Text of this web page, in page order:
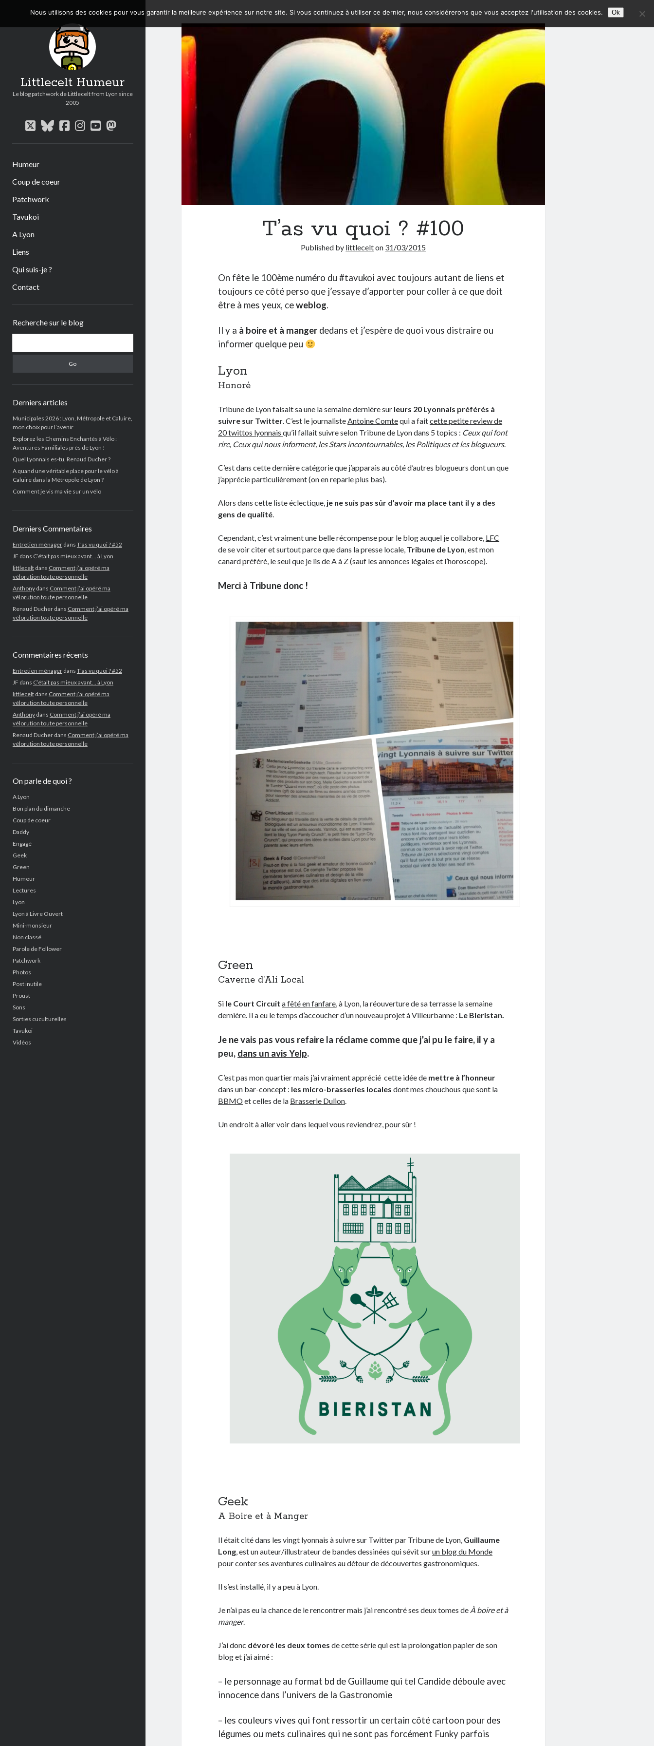
Littlecelt Humeur
Le blog patchwork de Littlecelt from Lyon since
2005
twitterbluesky
facebook
instagram
youtube
mastodon
Humeur
Coup de coeur
Patchwork
Tavukoi
A Lyon
Liens
Qui suis-je ?
Contact
Recherche sur le blog
Derniers articles
Municipales 2026 : Lyon, Métropole et Caluire,
mon choix pour l’avenir
Explorez les Chemins Enchantés à Vélo :
Aventures Familiales près de Lyon !
Quel Lyonnais es-tu, Renaud Ducher ?
A quand une véritable place pour le vélo à
Caluire dans la Métropole de Lyon ?
Comment je vis ma vie sur un vélo
Derniers Commentaires
Entretien ménagerdans T’as vu quoi ? #52
JF dans C’était pas mieux avant… à Lyon
littleceltdans Comment j’ai opéré ma
vélorution toute personnelle
Anthonydans Comment j’ai opéré ma
vélorution toute personnelle
Renaud Ducherdans Comment j’ai opéré ma
vélorution toute personnelle
Commentaires récents
Entretien ménagerdans T’as vu quoi ? #52
JF dans C’était pas mieux avant… à Lyon
littleceltdans Comment j’ai opéré ma
vélorution toute personnelle
Anthonydans Comment j’ai opéré ma
vélorution toute personnelle
Renaud Ducherdans Comment j’ai opéré ma
vélorution toute personnelle
On parle de quoi ?
A Lyon
Bon plan du dimanche
Coup de coeur
Daddy
Engagé
Geek
Green
Humeur
Lectures
Lyon
Lyon à Livre Ouvert
Mini-monsieur
Non classé
Parole de Follower
Patchwork
Photos
Post inutile
Proust
Sons
Sorties cuculturelles
Tavukoi
Vidéos
T’as vu quoi ? #100
Published by littlecelton 31/03/2015
On fête le 100ème numéro du #tavukoi avec toujours autant de liens et
toujours ce côté perso que j’essaye d’apporter pour coller à ce que doit
être à mes yeux, ceweblog.
Il y a à boire et à manger dedans et j’espère de quoi vous distraire ou
informer quelque peu
Lyon
Honoré
Tribune de Lyon faisait sa une la semaine dernière sur leurs 20 Lyonnais préférés à
suivre sur Twitter. C’est le journalisteAntoine Comtequi a faitcette petite review de
20 twittos lyonnaisqu’il fallait suivre selon Tribune de Lyon dans 5 topics : Ceux qui font
rire, Ceux qui nous informent, les Stars incontournables, les Politiques et les blogueurs.
C’est dans cette dernière catégorie que j’apparais au côté d’autres blogueurs dont un que
j’apprécie particulièrement (on en reparle plus bas).
Alors dans cette liste éclectique, je ne suis pas sûr d’avoir ma place tant il y a des
gens de qualité.
Cependant, c’est vraiment une belle récompense pour le blog auquel je collabore, LFC
de se voir citer et surtout parce que dans la presse locale, Tribune de Lyon, est mon
canard préféré, le seul que je lis de A à Z (sauf les annonces légales et l’horoscope).
Merci à Tribune donc !
Green
Caverne d’Ali Local
Si le Court Circuit a fêté en fanfare , à Lyon, la réouverture de sa terrasse la semaine
dernière. Il a eu le temps d’accoucher d’un nouveau projet à Villeurbanne : Le Bieristan.
Je ne vais pas vous refaire la réclame comme que j’ai pu le faire, il y a
peu, dans un avis Yelp.
C’est pas mon quartier mais j’ai vraiment apprécié cette idée de mettre à l’honneur
dans un bar-concept : les micro-brasseries localesdont mes chouchous que sont la
BBMOet celles de la Brasserie Dulion
Un endroit à aller voir dans lequel vous reviendrez, pour sûr !
Geek
A Boire et à Manger
Il était cité dans les vingt lyonnais à suivre sur Twitter par Tribune de Lyon, Guillaume
Long , est un auteur/illustrateur de bandes dessinées qui sévit surun blog du Monde
pour conter ses aventures culinaires au détour de découvertes gastronomiques.
Il s’est installé, il y a peu à Lyon.
Je n’ai pas eu la chance de le rencontrer mais j’ai rencontré ses deux tomes de À boire et à
manger.
J’ai donc dévoré les deux tomes de cette série qui est la prolongation papier de son
blog et j’ai aimé :
– le personnage au format bd de Guillaume qui tel Candide déboule avec
innocence dans l’univers de la Gastronomie
– les couleurs vives qui font ressortir un certain côté cartoon pour des
légumes ou mets culinaires qui ne sont pas forcément Funky parfois
Nous utilisons des cookies pour vous garantir la meilleure expérience sur notre site. Si vous continuez à utiliser ce dernier, nous considérerons que vous acceptez l'utilisation des cookies. Ok